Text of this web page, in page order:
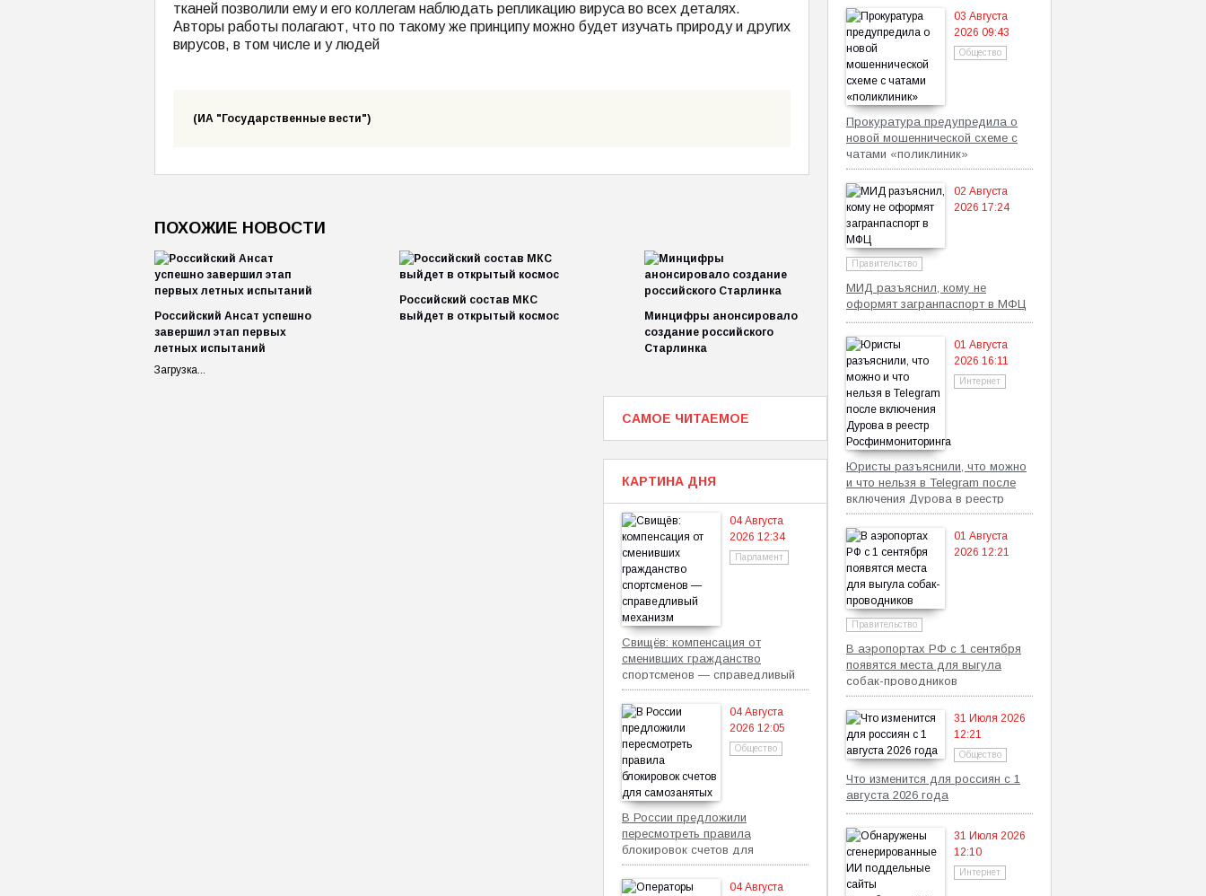
тканей позволили ему и его коллегам наблюдать репликацию вируса во всех деталях.
Авторы работы полагают, что по такому же принципу можно будет изучать природу и других
вирусов, в том числе и у людей
(ИА "Государственные вести")
ПОХОЖИЕ НОВОСТИ
Российский Ансат успешно
завершил этап первых
летных испытаний
Российский состав МКС
выйдет в открытый космос
Минцифры анонсировало
создание российского
Старлинка
Загрузка...
03 Августа
2026 09:43
Общество
Прокуратура предупредила о
новой мошеннической схеме с
чатами «поликлиник»
02 Августа
2026 17:24
Правительство
МИД разъяснил, кому не
оформят загранпаспорт в МФЦ
01 Августа
2026 16:11
Интернет
Юристы разъяснили, что можно
и что нельзя в Telegram после
включения Дурова в реестр
Росфинмониторинга
01 Августа
2026 12:21
Правительство
В аэропортах РФ с 1 сентября
появятся места для выгула
собак-проводников
31 Июля 2026
12:21
Общество
Что изменится для россиян с 1
августа 2026 года
31 Июля 2026
12:10
Интернет
САМОЕ ЧИТАЕМОЕ
КАРТИНА ДНЯ
04 Августа
2026 12:34
Парламент
Свищёв: компенсация от
сменивших гражданство
спортсменов — справедливый
механизм
04 Августа
2026 12:05
Общество
В России предложили
пересмотреть правила
блокировок счетов для
самозанятых
04 Августа